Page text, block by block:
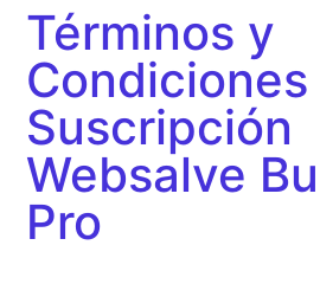
Términos y
Suscripción
Websalve
Pro